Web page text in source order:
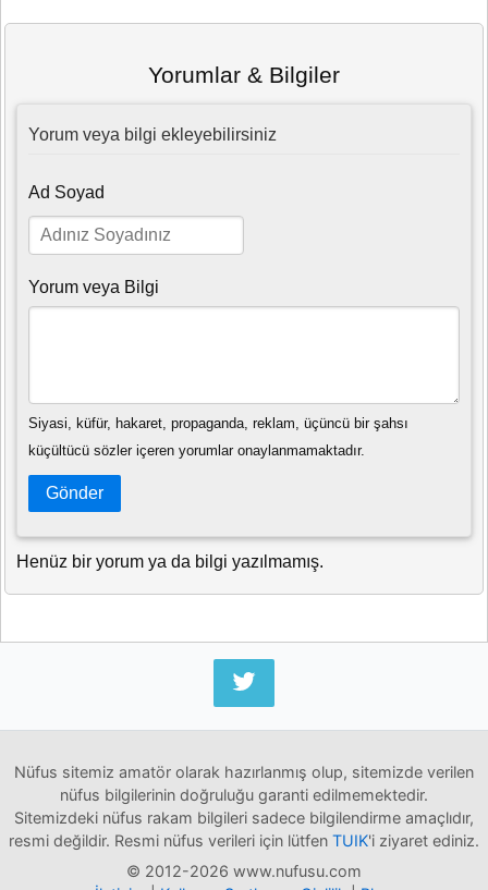
Yorumlar & Bilgiler
Yorum veya bilgi ekleyebilirsiniz
Ad Soyad
Yorum veya Bilgi
Siyasi, küfür, hakaret, propaganda, reklam, üçüncü bir şahsı
küçültücü sözler içeren yorumlar onaylanmamaktadır.
Gönder
Henüz bir yorum ya da bilgi yazılmamış.
Nüfus sitemiz amatör olarak hazırlanmış olup, sitemizde verilen
nüfus bilgilerinin doğruluğu garanti edilmemektedir.
Sitemizdeki nüfus rakam bilgileri sadece bilgilendirme amaçlıdır,
resmi değildir. Resmi nüfus verileri için lütfen TUIK'i ziyaret ediniz.
© 2012-2026 www.nufusu.com